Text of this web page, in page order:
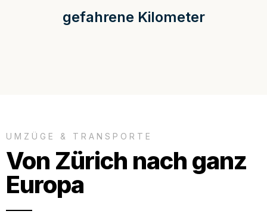
gefahrene Kilometer
UMZÜGE & TRANSPORTE
Von Zürich nach ganz
Europa